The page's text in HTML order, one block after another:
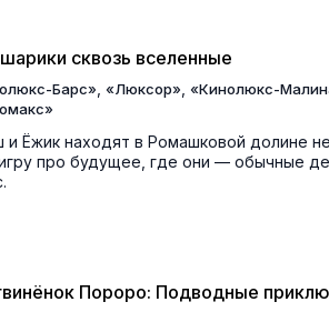
сквозь вселенные
Барс» «Люксор» «Кинолюкс-
и Ёжик находят в Ромашковой долине
про будущее, где они — обычные
Пороро: Подводные